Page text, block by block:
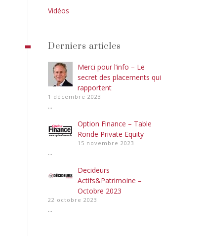
Vidéos
Derniers articles
Merci pour l’info – Le
secret des placements qui
rapportent
1 décembre 2023
...
Option Finance – Table
Ronde Private Equity
15 novembre 2023
...
Decideurs
Actifs&Patrimoine –
Octobre 2023
22 octobre 2023
...